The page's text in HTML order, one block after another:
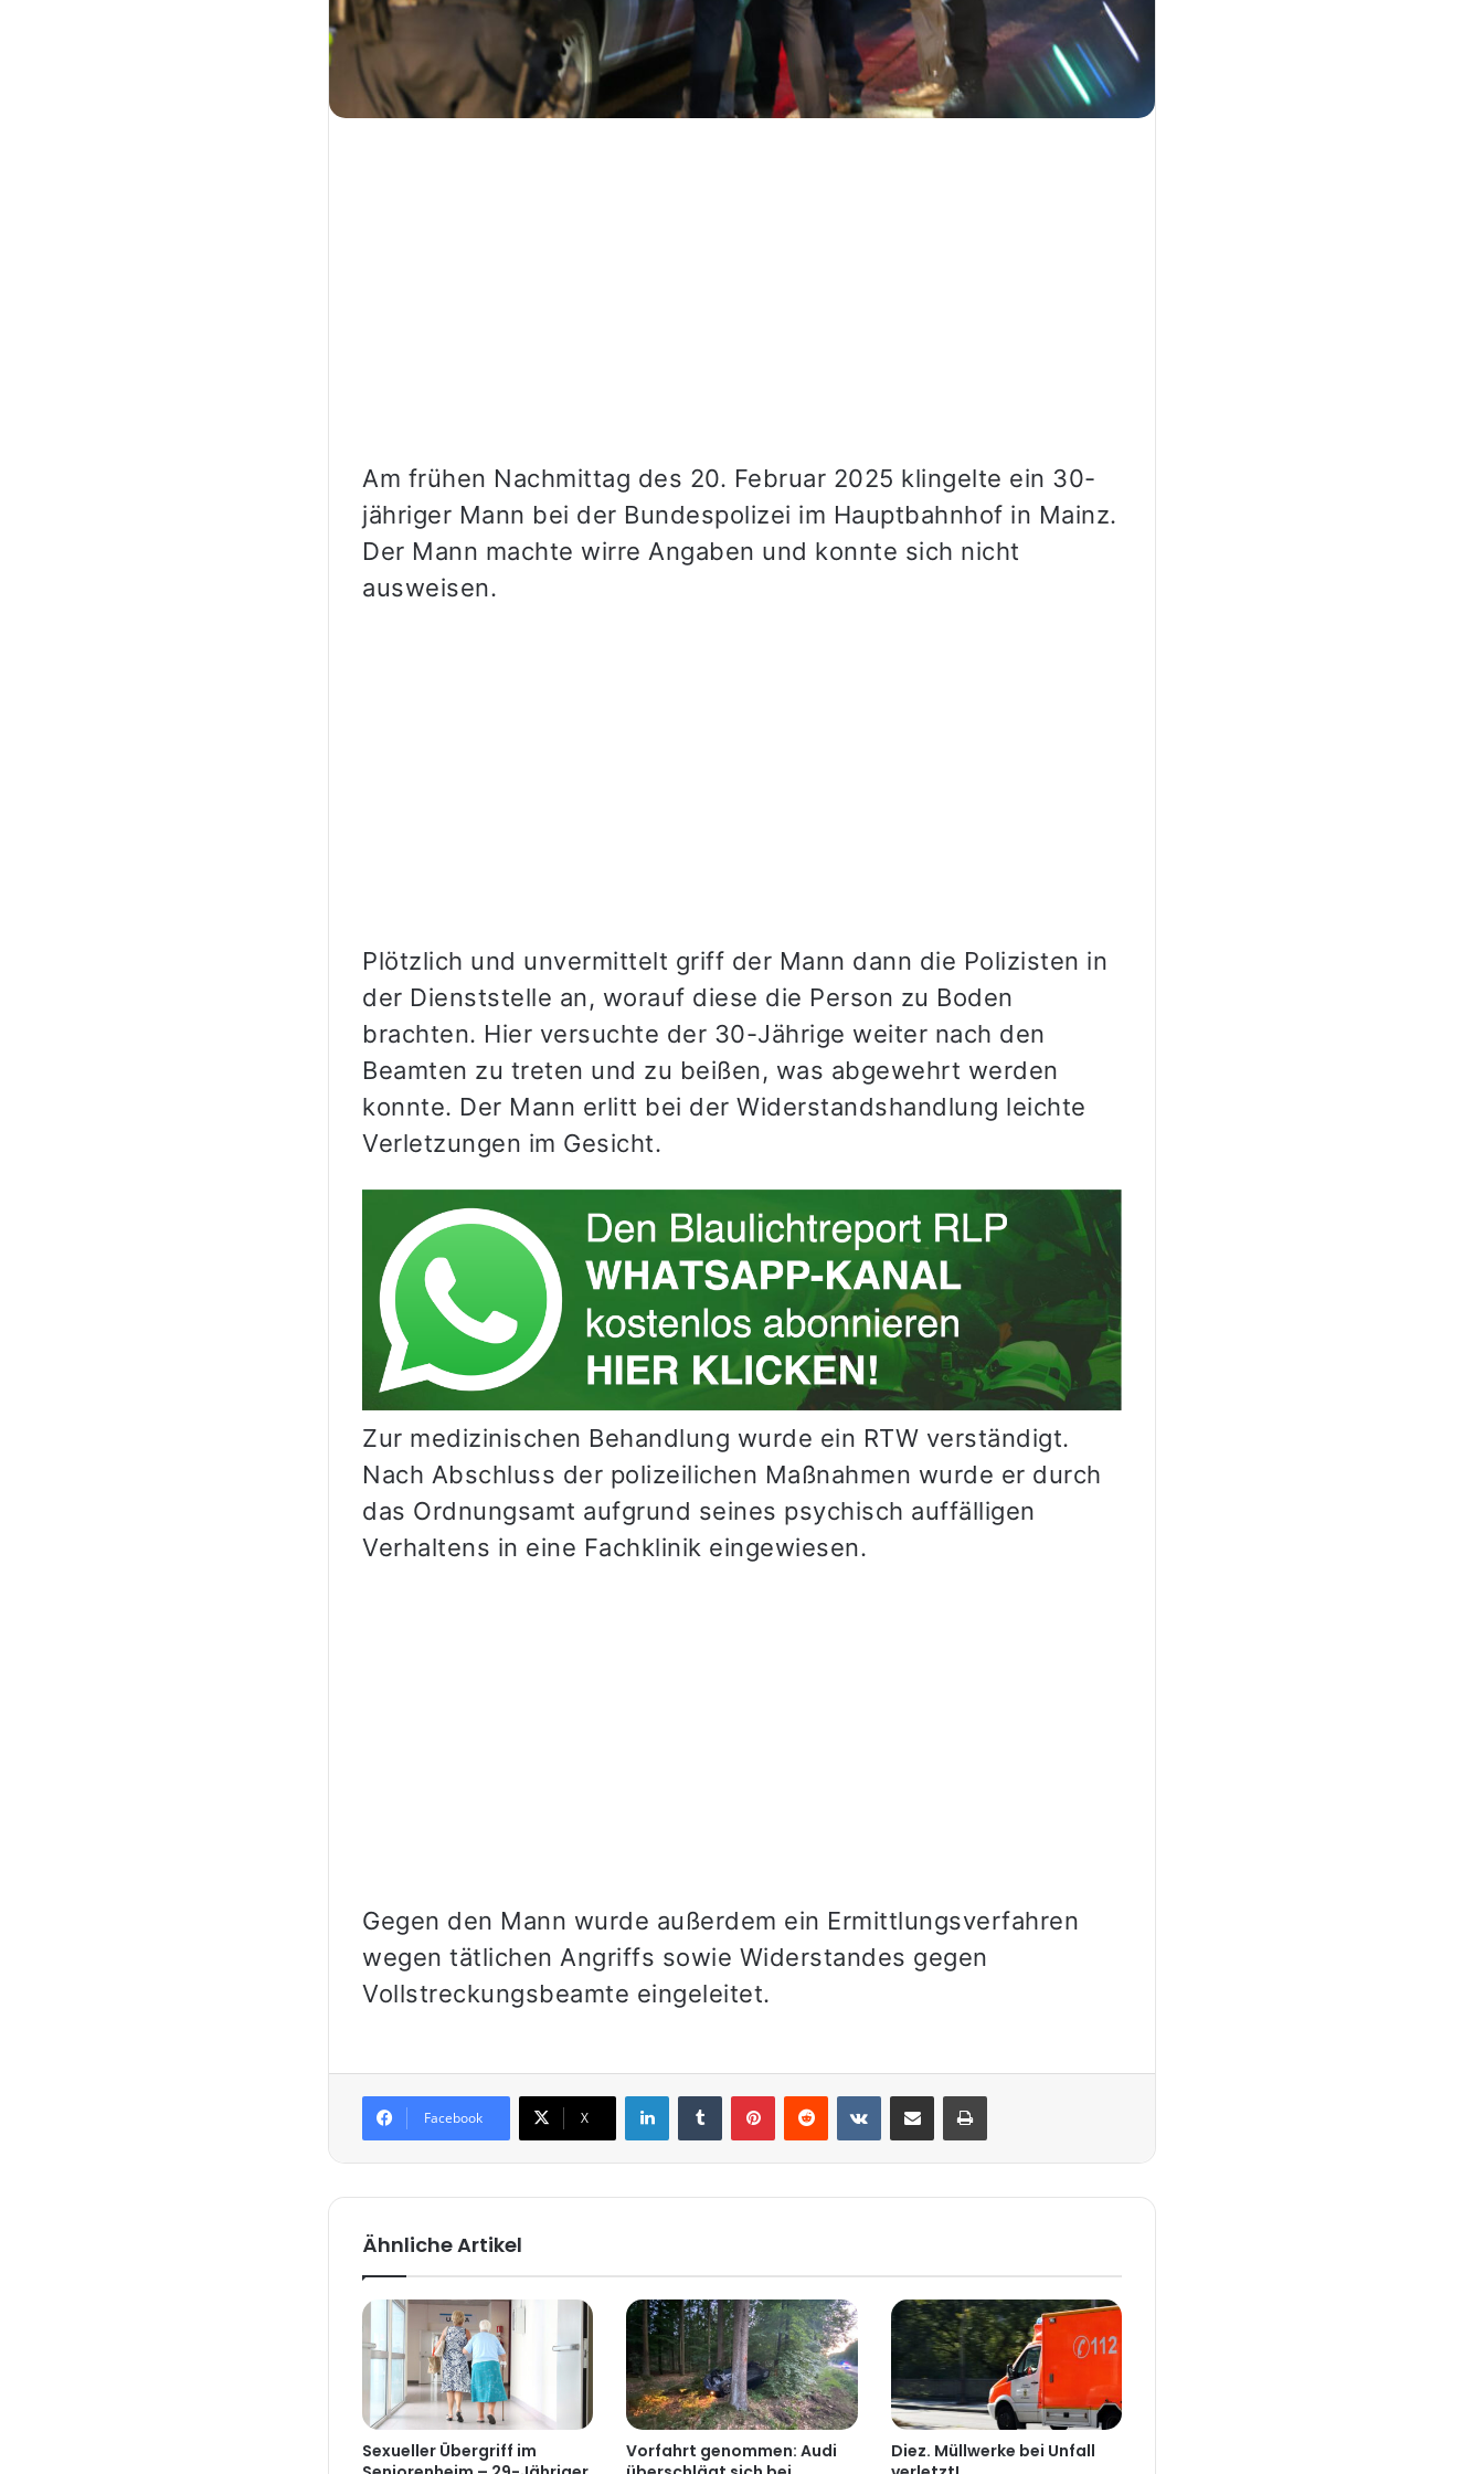
Am frühen Nachmittag des 20. Februar 2025 klingelte ein 30-
jähriger Mann bei der Bundespolizei im Hauptbahnhof in Mainz.
Der Mann machte wirre Angaben und konnte sich nicht
ausweisen.
Plötzlich und unvermittelt griff der Mann dann die Polizisten in
der Dienststelle an, worauf diese die Person zu Boden
brachten. Hier versuchte der 30-Jährige weiter nach den
Beamten zu treten und zu beißen, was abgewehrt werden
konnte. Der Mann erlitt bei der Widerstandshandlung leichte
Verletzungen im Gesicht.
Zur medizinischen Behandlung wurde ein RTW verständigt.
Nach Abschluss der polizeilichen Maßnahmen wurde er durch
das Ordnungsamt aufgrund seines psychisch auffälligen
Verhaltens in eine Fachklinik eingewiesen.
Gegen den Mann wurde außerdem ein Ermittlungsverfahren
wegen tätlichen Angriffs sowie Widerstandes gegen
Vollstreckungsbeamte eingeleitet.
Facebook X
LinkedInTumblr PinterestReddit VKontakte
Teile per E-Mail Drucken
Ähnliche Artikel
Sexueller Übergriff im
Vorfahrt genommen: Audi
Diez. Müllwerke bei Unfall